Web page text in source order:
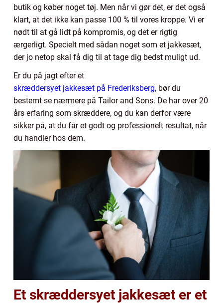
butik og køber noget tøj. Men når vi gør det, er det også
klart, at det ikke kan passe 100 % til vores kroppe. Vi er
nødt til at gå lidt på kompromis, og det er rigtig
ærgerligt. Specielt med sådan noget som et jakkesæt,
der jo netop skal få dig til at tage dig bedst muligt ud.
Er du på jagt efter et
skræddersyet jakkesæt på Frederiksberg, bør du
bestemt se nærmere på Tailor and Sons. De har over 20
års erfaring som skræddere, og du kan derfor være
sikker på, at du får et godt og professionelt resultat, når
du handler hos dem.
Et skræddersyet jakkesæt er et